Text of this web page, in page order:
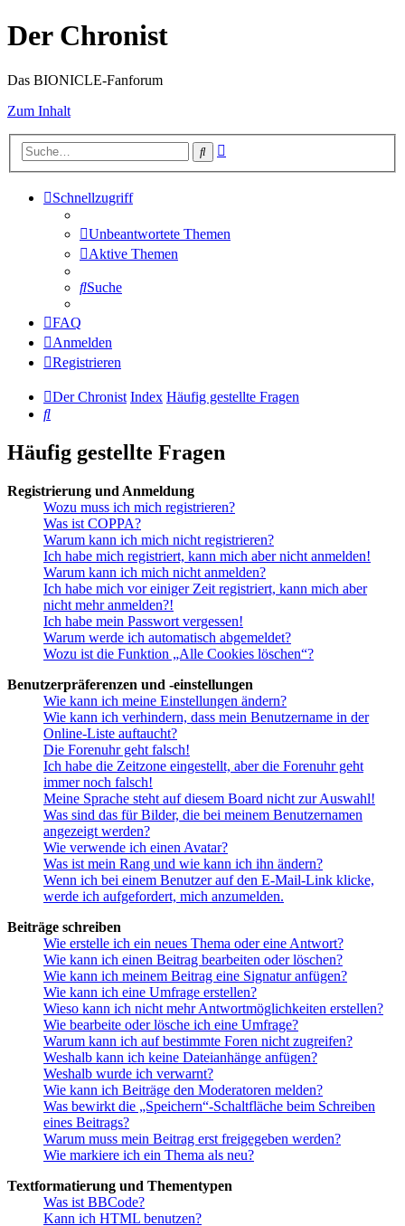
Der Chronist
Das BIONICLE-Fanforum
Zum Inhalt
Suche
Schnellzugriff
Unbeantwortete Themen
Aktive Themen
Suche
FAQ
Anmelden
Registrieren
Der Chronist Index Häufig gestellte Fragen
Suche
Häufig gestellte Fragen
Registrierung und Anmeldung
Wozu muss ich mich registrieren?
Was ist COPPA?
Warum kann ich mich nicht registrieren?
Ich habe mich registriert, kann mich aber nicht anmelden!
Warum kann ich mich nicht anmelden?
Ich habe mich vor einiger Zeit registriert, kann mich aber
nicht mehr anmelden?!
Ich habe mein Passwort vergessen!
Warum werde ich automatisch abgemeldet?
Wozu ist die Funktion „Alle Cookies löschen“?
Benutzerpräferenzen und -einstellungen
Wie kann ich meine Einstellungen ändern?
Wie kann ich verhindern, dass mein Benutzername in der
Online-Liste auftaucht?
Die Forenuhr geht falsch!
Ich habe die Zeitzone eingestellt, aber die Forenuhr geht
immer noch falsch!
Meine Sprache steht auf diesem Board nicht zur Auswahl!
Was sind das für Bilder, die bei meinem Benutzernamen
angezeigt werden?
Wie verwende ich einen Avatar?
Was ist mein Rang und wie kann ich ihn ändern?
Wenn ich bei einem Benutzer auf den E-Mail-Link klicke,
werde ich aufgefordert, mich anzumelden.
Beiträge schreiben
Wie erstelle ich ein neues Thema oder eine Antwort?
Wie kann ich einen Beitrag bearbeiten oder löschen?
Wie kann ich meinem Beitrag eine Signatur anfügen?
Wie kann ich eine Umfrage erstellen?
Wieso kann ich nicht mehr Antwortmöglichkeiten erstellen?
Wie bearbeite oder lösche ich eine Umfrage?
Warum kann ich auf bestimmte Foren nicht zugreifen?
Weshalb kann ich keine Dateianhänge anfügen?
Weshalb wurde ich verwarnt?
Wie kann ich Beiträge den Moderatoren melden?
Was bewirkt die „Speichern“-Schaltfläche beim Schreiben
eines Beitrags?
Warum muss mein Beitrag erst freigegeben werden?
Wie markiere ich ein Thema als neu?
Textformatierung und Thementypen
Was ist BBCode?
Kann ich HTML benutzen?